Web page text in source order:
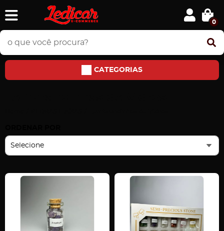
0
CATEGORIAS
Selecione